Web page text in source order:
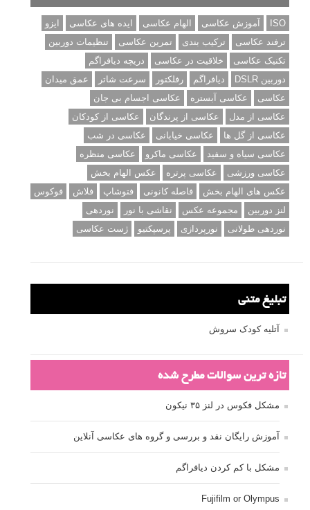
ISO آموزش عکاسی الهام عکاسی ایده های عکاسی
ایزو
ترفند عکاسی
ترکیب بندی تمرین عکاسی
تنظیمات دوربین
تکنیک عکاسی
خلاقیت در عکاسی
دریچه دیافراگم
دوربین DSLR
دیافراگم رفلکتور سرعت شاتر
عمق میدان
عکاسی
عکاسی آبستره
عکاسی اجسام بی جان
عکاسی از مدل
عکاسی از پرندگان
عکاسی از کودکان
عکاسی از گل ها
عکاسی خیابانی
عکاسی در شب
عکاسی سیاه و سفید
عکاسی ماکرو
عکاسی منظره
عکاسی ورزشی
عکاسی پرتره
عکس الهام بخش
عکس های الهام بخش
فاصله کانونی فتوشاپ فلاش
فوکوس
لنز دوربین
مجموعه عکس نقاشی با نور
نوردهی
نوردهی طولانی
نورپردازی پرسپکتیو ژست عکاسی
تبلیغ متنی
آتلیه کودک سروش
تازه ترین سوالات مطرح شده
مشکل فکوس در لنز ۳۵ نیکون
آموزش رایگان نقد و بررسی و گروه های عکاسی آنلاین
مشکل با کم کردن دیافراگم
Fujifilm or Olympus